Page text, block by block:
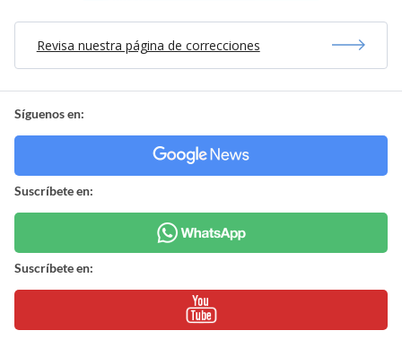
Revisa nuestra página de correcciones
Síguenos en:
Suscríbete en:
Suscríbete en: